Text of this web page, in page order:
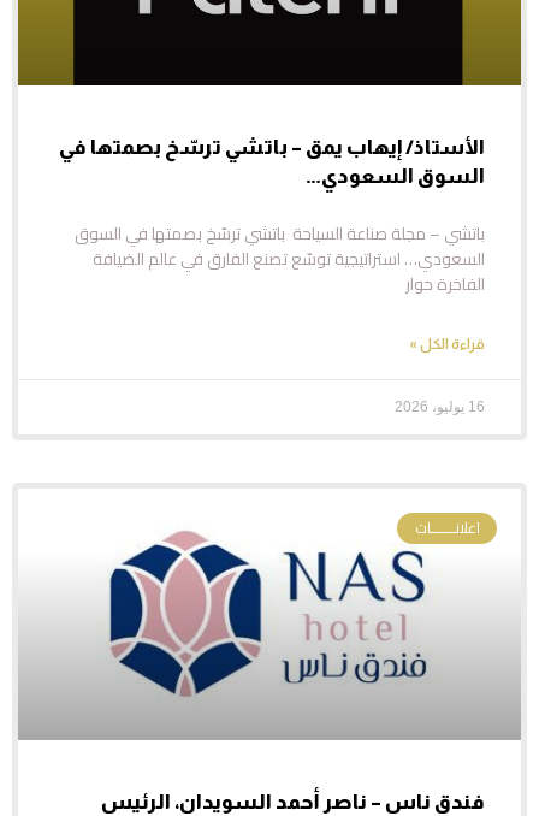
الأستاذ/ إيهاب يمق – باتشي ترسّخ بصمتها في
السوق السعودي…
باتشي – مجلة صناعة السياحة باتشي ترسّخ بصمتها في السوق
السعودي… استراتيجية توسّع تصنع الفارق في عالم الضيافة
الفاخرة حوار
قراءة الكل »
16 يوليو، 2026
اعلانـــــــات
فندق ناس – ناصر أحمد السويدان، الرئيس